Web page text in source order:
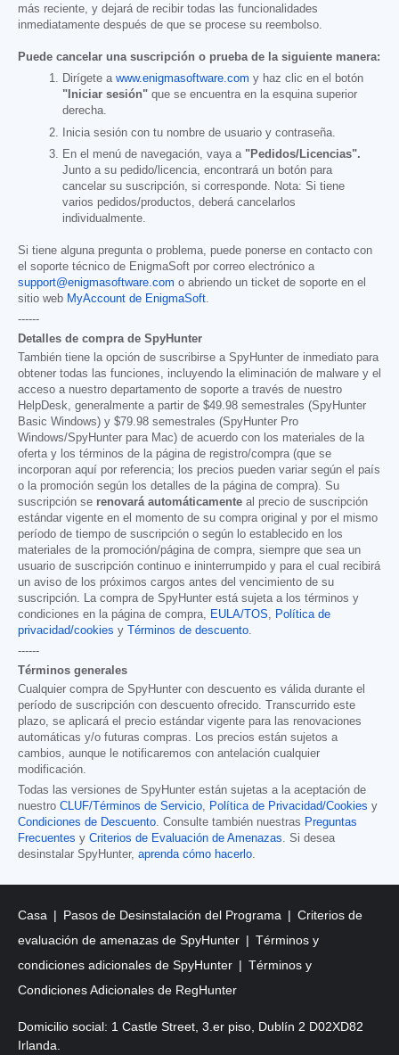
más reciente, y dejará de recibir todas las funcionalidades
inmediatamente después de que se procese su reembolso.
Puede cancelar una suscripción o prueba de la siguiente manera:
Dirígete a www.enigmasoftware.com y haz clic en el botón
"Iniciar sesión" que se encuentra en la esquina superior
derecha.
Inicia sesión con tu nombre de usuario y contraseña.
En el menú de navegación, vaya a "Pedidos/Licencias".
Junto a su pedido/licencia, encontrará un botón para
cancelar su suscripción, si corresponde. Nota: Si tiene
varios pedidos/productos, deberá cancelarlos
individualmente.
Si tiene alguna pregunta o problema, puede ponerse en contacto con
el soporte técnico de EnigmaSoft por correo electrónico a
support@enigmasoftware.com o abriendo un ticket de soporte en el
sitio web MyAccount de EnigmaSoft.
------
Detalles de compra de SpyHunter
También tiene la opción de suscribirse a SpyHunter de inmediato para
obtener todas las funciones, incluyendo la eliminación de malware y el
acceso a nuestro departamento de soporte a través de nuestro
HelpDesk, generalmente a partir de $49.98 semestrales (SpyHunter
Basic Windows) y $79.98 semestrales (SpyHunter Pro
Windows/SpyHunter para Mac) de acuerdo con los materiales de la
oferta y los términos de la página de registro/compra (que se
incorporan aquí por referencia; los precios pueden variar según el país
o la promoción según los detalles de la página de compra). Su
suscripción se renovará automáticamente al precio de suscripción
estándar vigente en el momento de su compra original y por el mismo
período de tiempo de suscripción o según lo establecido en los
materiales de la promoción/página de compra, siempre que sea un
usuario de suscripción continuo e ininterrumpido y para el cual recibirá
un aviso de los próximos cargos antes del vencimiento de su
suscripción. La compra de SpyHunter está sujeta a los términos y
condiciones en la página de compra, EULA/TOS, Política de
privacidad/cookies y Términos de descuento.
------
Términos generales
Cualquier compra de SpyHunter con descuento es válida durante el
período de suscripción con descuento ofrecido. Transcurrido este
plazo, se aplicará el precio estándar vigente para las renovaciones
automáticas y/o futuras compras. Los precios están sujetos a
cambios, aunque le notificaremos con antelación cualquier
modificación.
Todas las versiones de SpyHunter están sujetas a la aceptación de
nuestro CLUF/Términos de Servicio, Política de Privacidad/Cookies y
Condiciones de Descuento. Consulte también nuestras Preguntas
Frecuentes y Criterios de Evaluación de Amenazas. Si desea
desinstalar SpyHunter, aprenda cómo hacerlo.
Casa Pasos de Desinstalación del Programa
Criterios de
evaluación de amenazas de SpyHunter
Términos y
condiciones adicionales de SpyHunter
Términos y
Condiciones Adicionales de RegHunter
Domicilio social: 1 Castle Street, 3.er piso, Dublín 2 D02XD82
Irlanda.